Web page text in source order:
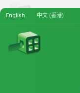
English 中文 (香港)